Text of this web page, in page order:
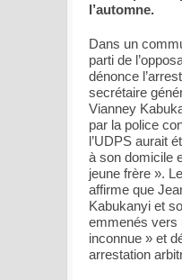
l’automne.
Dans un
parti de
dénonce
secrétaire
Vianney
par la police
l’UDPS aurait
à son domicile
jeune frère ».
affirme que
Kabukanyi et
emmenés vers
inconnue » et
arrestation